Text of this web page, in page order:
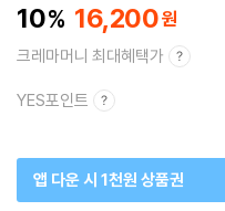
10 16,200
크레마머니 최대혜택가
YES포인트
앱 다운 시 1천원 상품권